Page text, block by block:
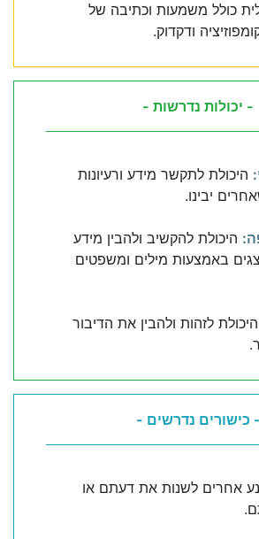
כולל משמעות וכתיבה של
ודקדוק.
- יכולות נדרשות -
היכולת לתקשר מידע ורעיונות
יבינו.
היכולת להקשיב ולהבין מידע
באמצעות מילים ומשפטים
היכולת לזהות ולהבין את הדיבור
- כישורים נדרשים -
אחרים לשנות את דעתם או